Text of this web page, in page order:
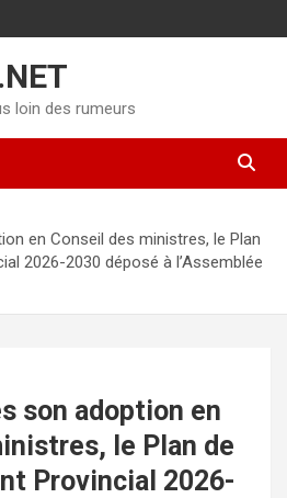
loin des rumeurs
en Conseil des ministres, le Plan
2026-2030 déposé à l’Assemblée
son adoption en
le Plan de
Provincial 2026-